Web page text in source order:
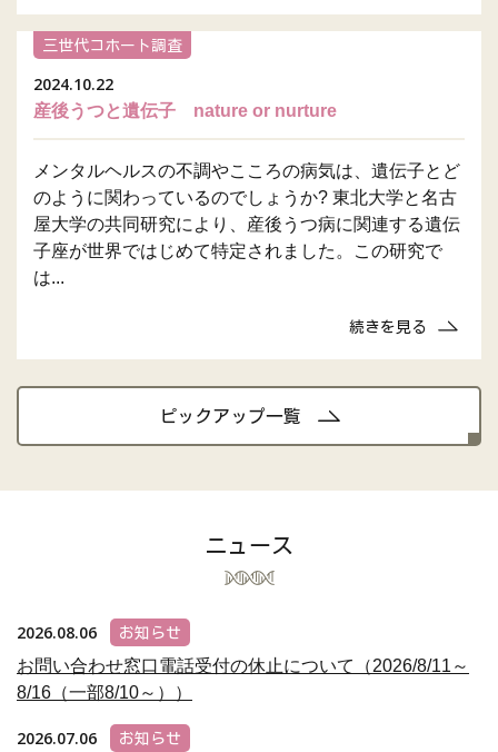
三世代コホート調査
2024.10.22
産後うつと遺伝子 nature or nurture
メンタルヘルスの不調やこころの病気は、遺伝子とど
のように関わっているのでしょうか? 東北大学と名古
屋大学の共同研究により、産後うつ病に関連する遺伝
子座が世界ではじめて特定されました。この研究で
は...
続きを見る
ピックアップ一覧
ニュース
2026.08.06 お知らせ
お問い合わせ窓口電話受付の休止について（2026/8/11～
8/16（一部8/10～））
2026.07.06 お知らせ